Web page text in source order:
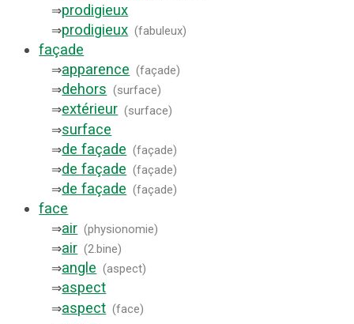
⇒prodigieux
⇒prodigieux (fabuleux)
façade
⇒apparence (façade)
⇒dehors (surface)
⇒extérieur (surface)
⇒surface
⇒de façade (façade)
⇒de façade (façade)
⇒de façade (façade)
face
⇒air (physionomie)
⇒air (2.bine)
⇒angle (aspect)
⇒aspect
⇒aspect (face)